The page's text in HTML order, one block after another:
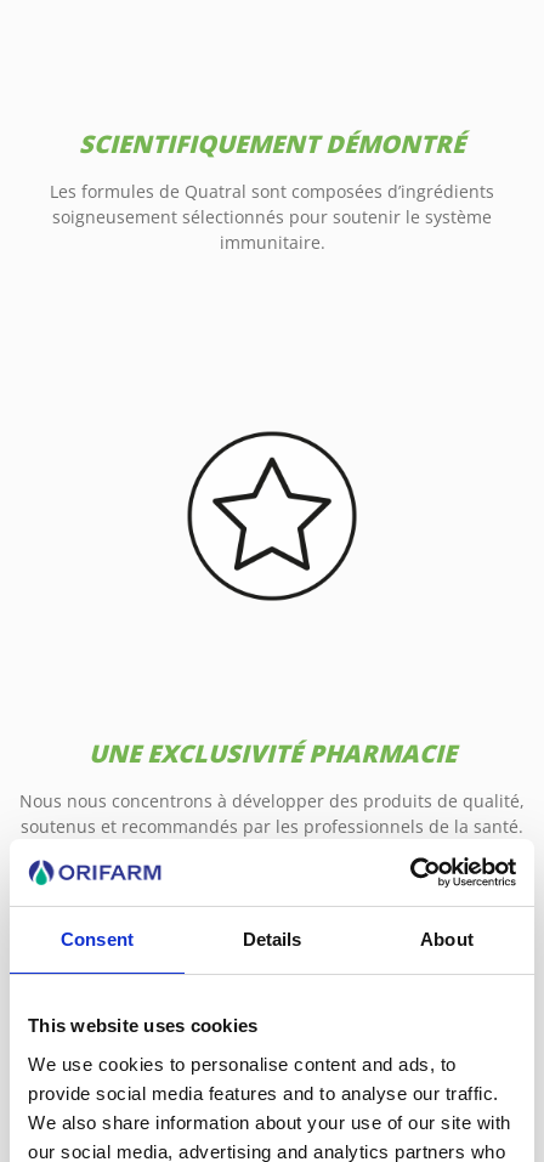
Consent Details About
This website uses cookies
We use cookies to personalise content and ads, to
provide social media features and to analyse our traffic.
We also share information about your use of our site with
our social media, advertising and analytics partners who
SCIENTIFIQUEMENT DÉMONTRÉ
Les formules de Quatral sont composées d’ingrédients
soigneusement sélectionnés pour soutenir le système
immunitaire.
UNE EXCLUSIVITÉ PHARMACIE
Nous nous concentrons à développer des produits de qualité,
soutenus et recommandés par les professionnels de la santé.